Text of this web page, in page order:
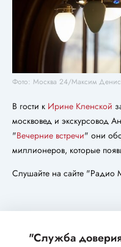
Фото: Москва 24/Максим
В гости к Ирине Кленской
москвовед и экскурсовод
"Вечерние встречи" они
миллионеров, которые
Слушайте на сайте "Радио
"Служба